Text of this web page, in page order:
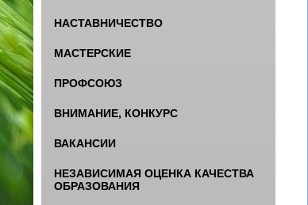
НАСТАВНИЧЕСТВО
МАСТЕРСКИЕ
ПРОФСОЮЗ
ВНИМАНИЕ, КОНКУРС
ВАКАНСИИ
НЕЗАВИСИМАЯ ОЦЕНКА КАЧЕСТВА
ОБРАЗОВАНИЯ